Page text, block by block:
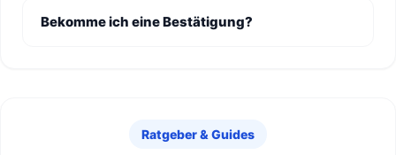
Bekomme ich eine Bestätigung?
Ratgeber & Guides